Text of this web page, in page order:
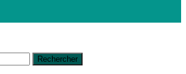
La course de boîtes à savon du club